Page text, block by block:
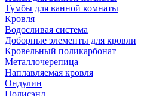
Тумбы для ванной комнаты
Кровля
Водосливая система
Доборные элементы для кровли
Кровельный поликарбонат
Металлочерепица
Наплавляемая кровля
Ондулин
Полисэнд